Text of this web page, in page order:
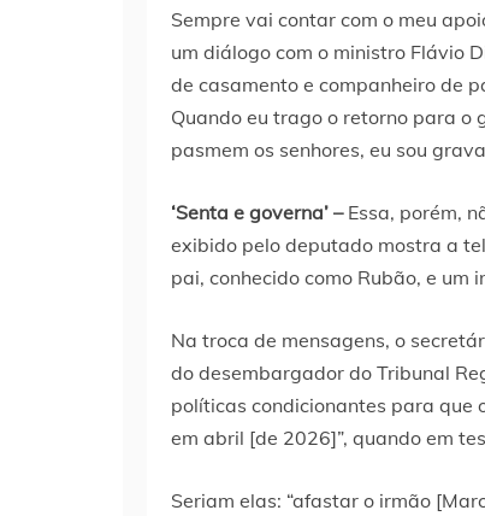
Sempre vai contar com o meu
um diálogo com o ministro Flávio
de casamento e companheiro de
Quando eu trago o retorno para o
pasmem os senhores, eu sou
‘Senta e governa’ – Essa, porém,
exibido pelo deputado mostra a
pai, conhecido como Rubão, e um
Na troca de mensagens, o
do desembargador do Tribunal
políticas condicionantes para que
em abril [de 2026]”, quando em
Seriam elas: “afastar o irmão